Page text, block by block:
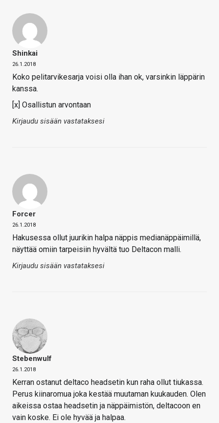
Shinkai
26.1.2018
Koko pelitarvikesarja voisi olla ihan ok, varsinkin läppärin
kanssa.
[x] Osallistun arvontaan
Kirjaudu sisään vastataksesi
Forcer
26.1.2018
Hakusessa ollut juurikin halpa näppis medianäppäimillä,
näyttää omiin tarpeisiin hyvältä tuo Deltacon malli.
Kirjaudu sisään vastataksesi
Stebenwulf
26.1.2018
Kerran ostanut deltaco headsetin kun raha ollut tiukassa.
Perus kiinaromua joka kestää muutaman kuukauden. Olen
aikeissa ostaa headsetin ja näppäimistön, deltacoon en
vain koske. Ei ole hyvää ja halpaa.